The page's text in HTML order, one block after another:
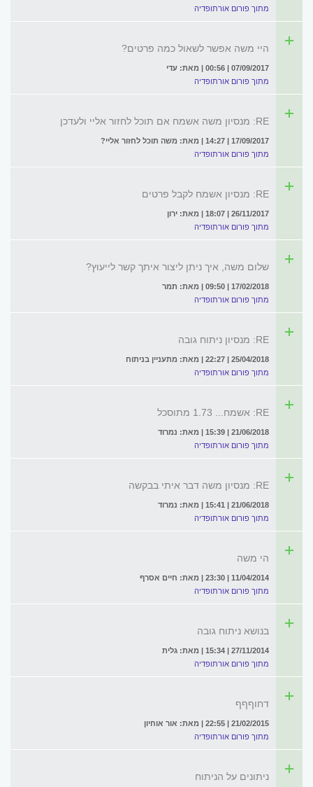
מתוך פורום אורתופדיה
היי משה אפשר לשאול כמה פרטים?
07/09/2017 | 00:56 | מאת: עדי
מתוך פורום אורתופדיה
RE: מנסיון משה אשמח אם תוכל לחזור אליי ולעדכן
17/09/2017 | 14:27 | מאת: משה תוכל לחזור אליי?
מתוך פורום אורתופדיה
RE: מנסיון אשמח לקבל פרטים
26/11/2017 | 18:07 | מאת: ירון
מתוך פורום אורתופדיה
שלום משה, איך ניתן ליצור איתך קשר לייעוץ?
17/02/2018 | 09:50 | מאת: תמר
מתוך פורום אורתופדיה
RE: מנסיון ניתוח גובה
25/04/2018 | 22:27 | מאת: מתעניין בניתוח
מתוך פורום אורתופדיה
RE: אשמח... 1.73 מתוסכל
21/06/2018 | 15:39 | מאת: נמרוד
מתוך פורום אורתופדיה
RE: מנסיון משה דבר איתי בבקשה
21/06/2018 | 15:41 | מאת: נמרוד
מתוך פורום אורתופדיה
הי משה
11/04/2014 | 23:30 | מאת: חיים אסרף
מתוך פורום אורתופדיה
בנושא ניתוח גובה
27/11/2014 | 15:34 | מאת: גלית
מתוך פורום אורתופדיה
דחוףףף
21/02/2015 | 22:55 | מאת: אור אוחיון
מתוך פורום אורתופדיה
ניתונים על הניתוח